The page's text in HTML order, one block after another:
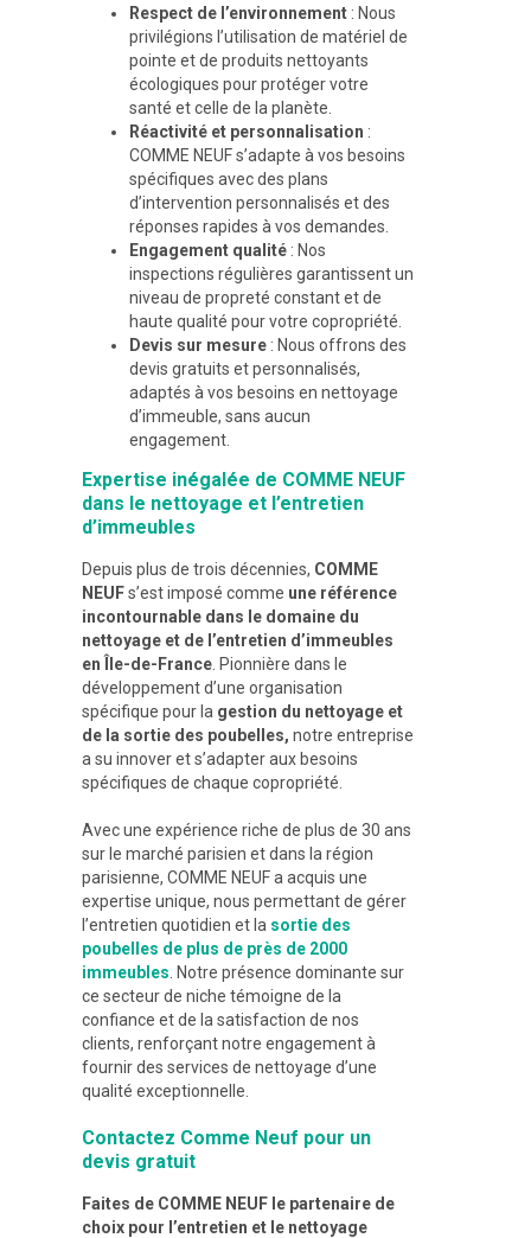
Respect de l’environnement : Nous
privilégions l’utilisation de matériel de
pointe et de produits nettoyants
écologiques pour protéger votre
santé et celle de la planète.
Réactivité et personnalisation :
COMME NEUF s’adapte à vos besoins
spécifiques avec des plans
d’intervention personnalisés et des
réponses rapides à vos demandes.
Engagement qualité : Nos
inspections régulières garantissent un
niveau de propreté constant et de
haute qualité pour votre copropriété.
Devis sur mesure : Nous offrons des
devis gratuits et personnalisés,
adaptés à vos besoins en nettoyage
d’immeuble, sans aucun
engagement.
Expertise inégalée de COMME NEUF
dans le nettoyage et l’entretien
d’immeubles
Depuis plus de trois décennies, COMME
NEUFs’est imposé comme une référence
incontournable dans le domaine du
nettoyage et de l’entretien d’immeubles
en Île-de-France . Pionnière dans le
développement d’une organisation
spécifique pour la gestion du nettoyage et
de la sortie des poubelles, notre entreprise
a su innover et s’adapter aux besoins
spécifiques de chaque copropriété.
Avec une expérience riche de plus de 30 ans
sur le marché parisien et dans la région
parisienne, COMME NEUF a acquis une
expertise unique, nous permettant de gérer
l’entretien quotidien et la sortie des
poubelles de plus de près de 2000
immeubles . Notre présence dominante sur
ce secteur de niche témoigne de la
confiance et de la satisfaction de nos
clients, renforçant notre engagement à
fournir des services de nettoyage d’une
qualité exceptionnelle.
Contactez Comme Neuf pour un
devis gratuit
Faites de COMME NEUF le partenaire de
choix pour l’entretien et le nettoyage